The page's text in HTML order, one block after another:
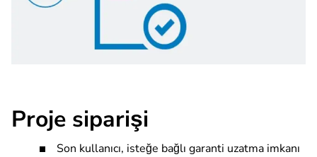
Proje siparişi
Son kullanıcı, isteğe bağlı garanti uzatma imkanı